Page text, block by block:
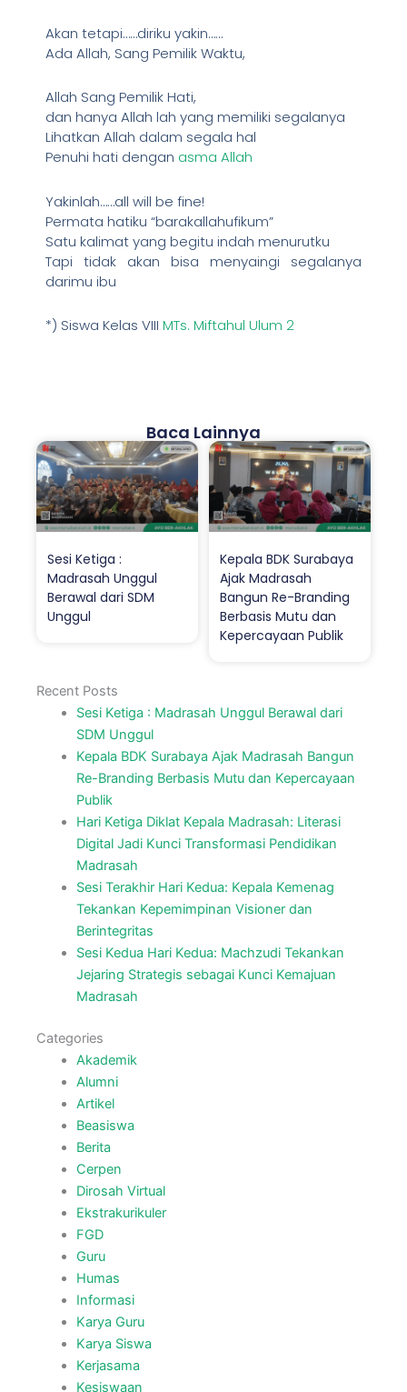
Akan tetapi……diriku yakin……
Ada Allah, Sang Pemilik Waktu,
Allah Sang Pemilik Hati,
dan hanya Allah lah yang memiliki segalanya
Lihatkan Allah dalam segala hal
Penuhi hati dengan asma Allah
Yakinlah……all will be fine!
Permata hatiku “barakallahufikum”
Satu kalimat yang begitu indah menurutku
Tapi tidak akan bisa menyaingi segalanya
darimu ibu
*) Siswa Kelas VIII MTs. Miftahul Ulum 2
Baca Lainnya
Sesi Ketiga :
Madrasah Unggul
Berawal dari SDM
Unggul
Kepala BDK Surabaya
Ajak Madrasah
Bangun Re-Branding
Berbasis Mutu dan
Kepercayaan Publik
Recent Posts
Sesi Ketiga : Madrasah Unggul Berawal dari
SDM Unggul
Kepala BDK Surabaya Ajak Madrasah Bangun
Re-Branding Berbasis Mutu dan Kepercayaan
Publik
Hari Ketiga Diklat Kepala Madrasah: Literasi
Digital Jadi Kunci Transformasi Pendidikan
Madrasah
Sesi Terakhir Hari Kedua: Kepala Kemenag
Tekankan Kepemimpinan Visioner dan
Berintegritas
Sesi Kedua Hari Kedua: Machzudi Tekankan
Jejaring Strategis sebagai Kunci Kemajuan
Madrasah
Categories
Akademik
Alumni
Artikel
Beasiswa
Berita
Cerpen
Dirosah Virtual
Ekstrakurikuler
FGD
Guru
Humas
Informasi
Karya Guru
Karya Siswa
Kerjasama
Kesiswaan